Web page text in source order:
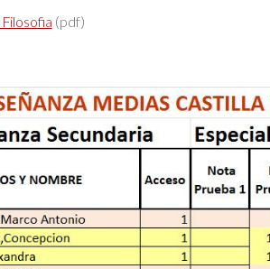
(pdf)